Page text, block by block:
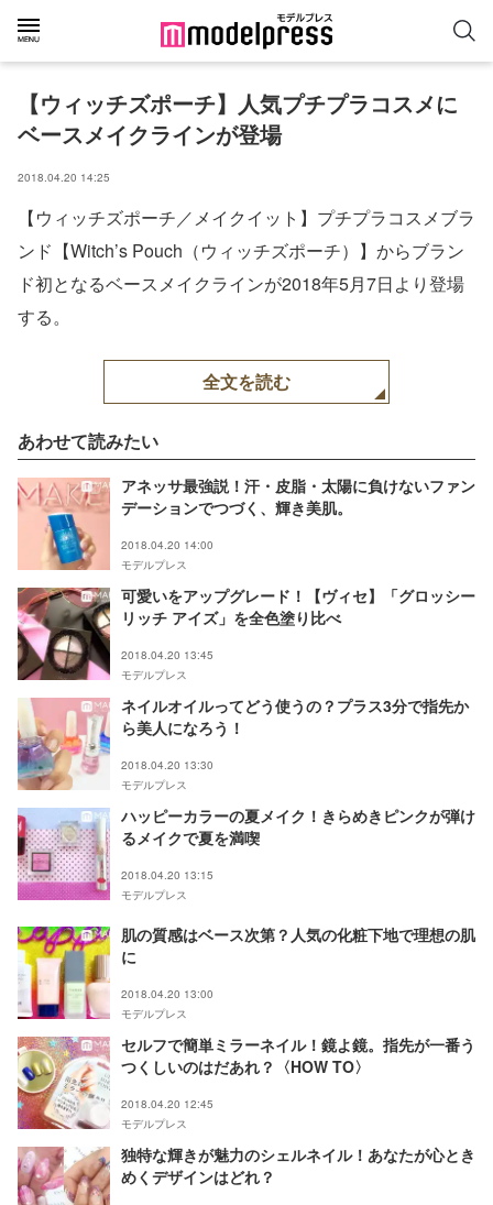
【ウィッチズポーチ】人気プチプラコスメに
ベースメイクラインが登場
2018.04.20 14:25
【ウィッチズポーチ／メイクイット】プチプラコスメブラ
ンド【Witch’s Pouch（ウィッチズポーチ）】からブラン
ド初となるベースメイクラインが2018年5月7日より登場
する。
全文を読む
あわせて読みたい
アネッサ最強説！汗・皮脂・太陽に負けないファン
デーションでつづく、輝き美肌。
2018.04.20 14:00
モデルプレス
可愛いをアップグレード！【ヴィセ】「グロッシー
リッチ アイズ」を全色塗り比べ
2018.04.20 13:45
モデルプレス
ネイルオイルってどう使うの？プラス3分で指先か
ら美人になろう！
2018.04.20 13:30
モデルプレス
ハッピーカラーの夏メイク！きらめきピンクが弾け
るメイクで夏を満喫
2018.04.20 13:15
モデルプレス
肌の質感はベース次第？人気の化粧下地で理想の肌
に
2018.04.20 13:00
モデルプレス
セルフで簡単ミラーネイル！鏡よ鏡。指先が一番う
つくしいのはだあれ？〈HOW TO〉
2018.04.20 12:45
モデルプレス
独特な輝きが魅力のシェルネイル！あなたが心とき
めくデザインはどれ？